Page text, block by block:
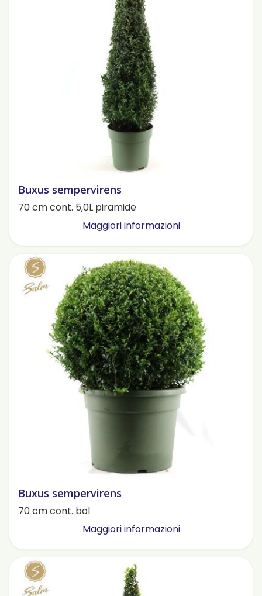
Buxus sempervirens
70 cm cont. 5,0L piramide
Maggiori informazioni
Buxus sempervirens
70 cm cont. bol
Maggiori informazioni